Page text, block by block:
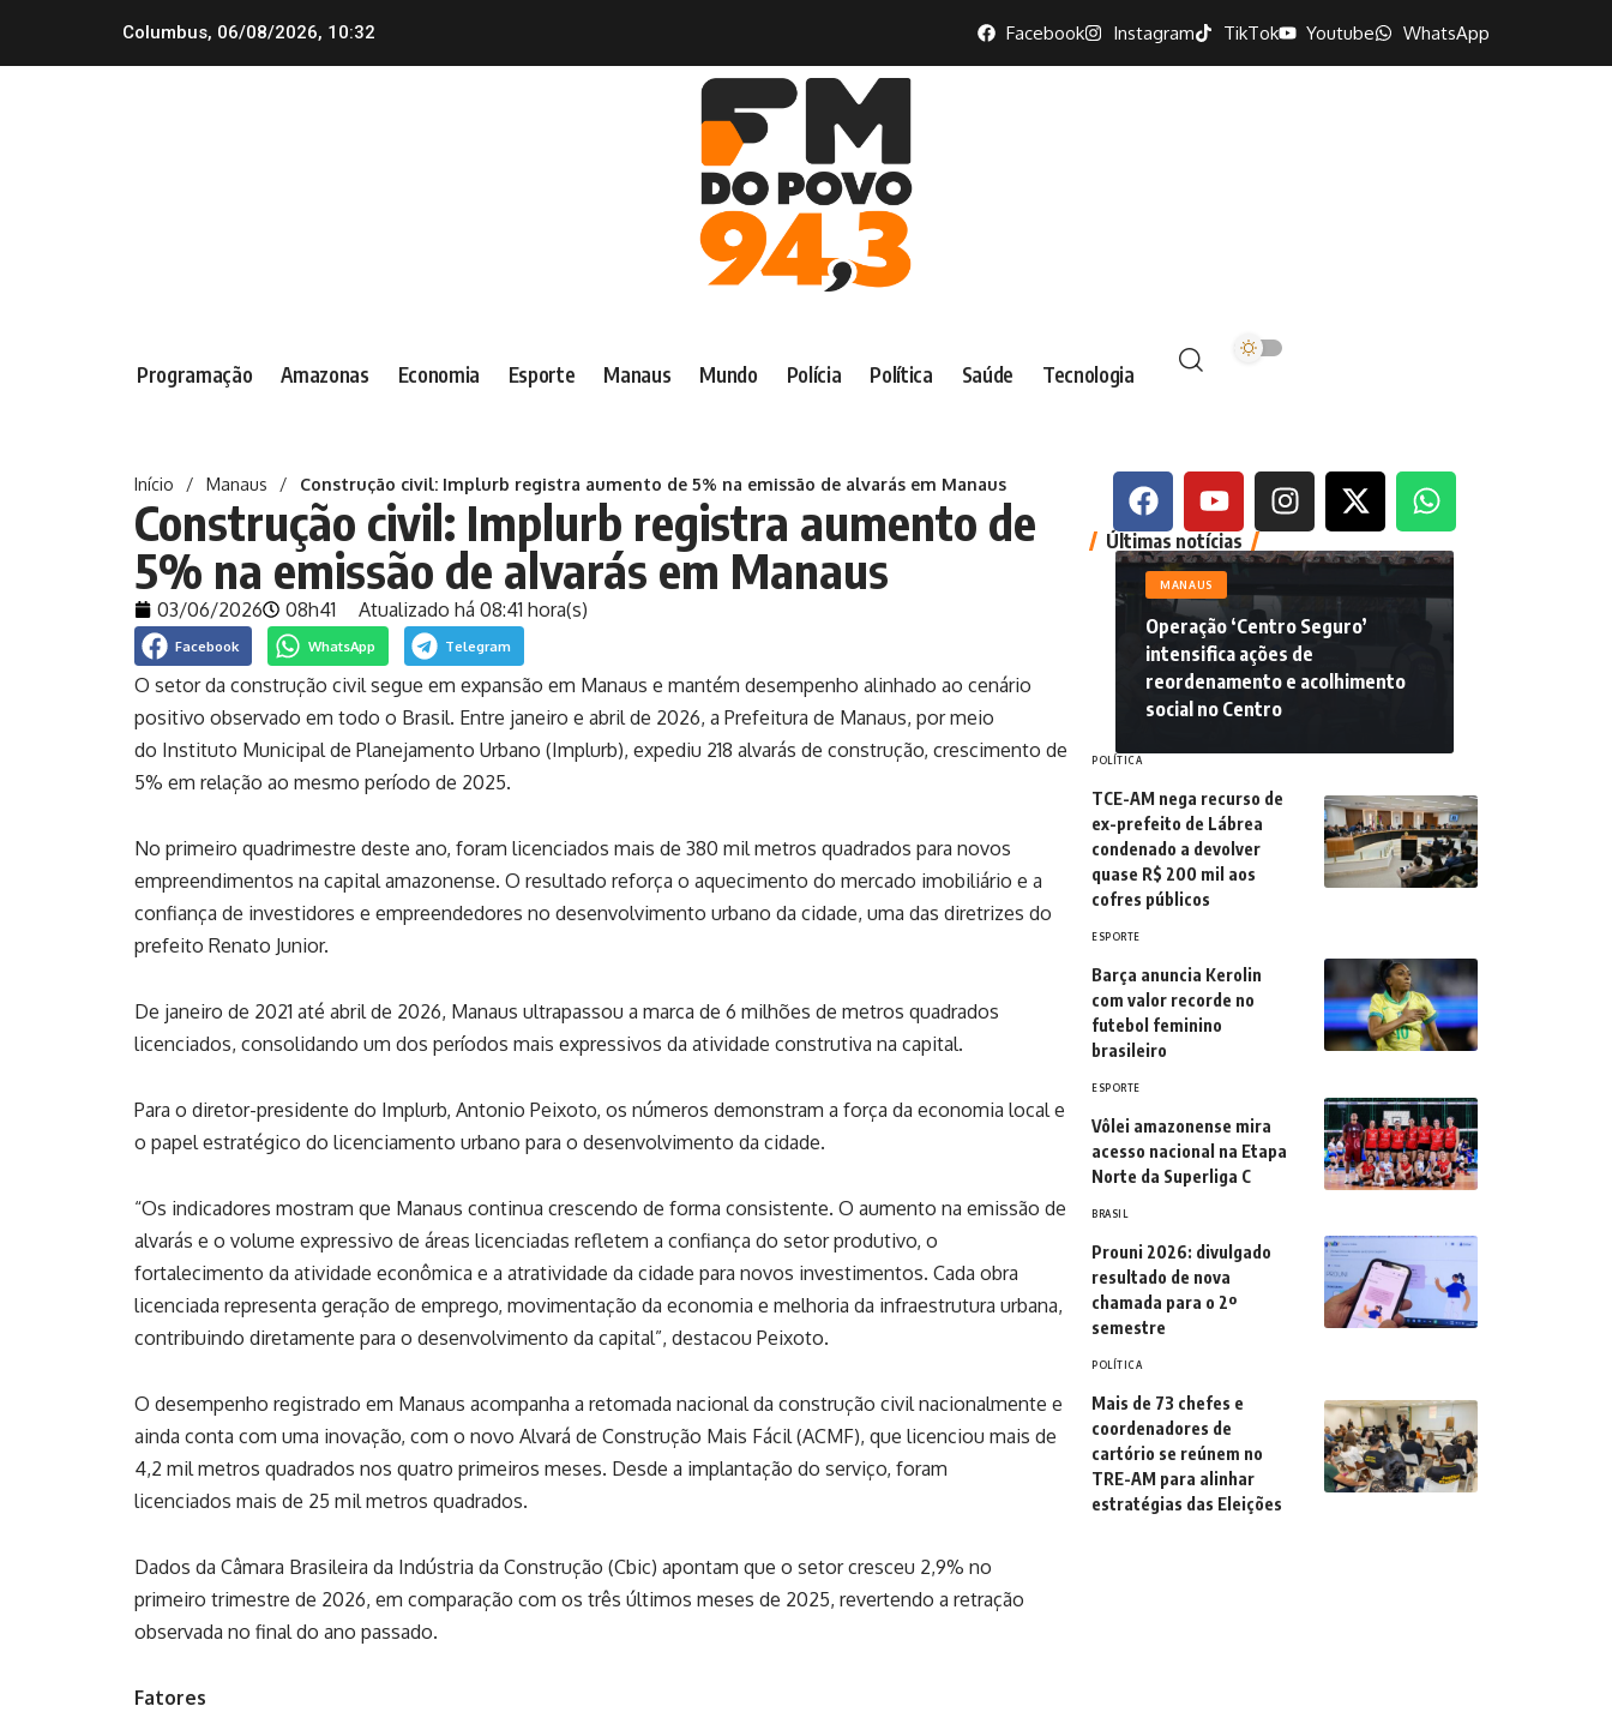
Columbus, 06/08/2026, 10:32 Facebook Instagram TikTok Youtube WhatsApp
Programação Amazonas Economia Esporte Manaus Mundo Polícia Política Saúde Tecnologia
Início / Manaus / Construção civil: Implurb registra aumento de 5% na emissão de alvarás em Manaus
Construção civil: Implurb registra aumento de
5% na emissão de alvarás em Manaus
03/06/2026 08h41 Atualizado há 08:41 hora(s)
Facebook WhatsApp Telegram
O setor da construção civil segue em expansão em Manaus e mantém desempenho alinhado ao cenário
positivo observado em todo o Brasil. Entre janeiro e abril de 2026, a Prefeitura de Manaus, por meio
do Instituto Municipal de Planejamento Urbano (Implurb), expediu 218 alvarás de construção, crescimento de
5% em relação ao mesmo período de 2025.
No primeiro quadrimestre deste ano, foram licenciados mais de 380 mil metros quadrados para novos
empreendimentos na capital amazonense. O resultado reforça o aquecimento do mercado imobiliário e a
confiança de investidores e empreendedores no desenvolvimento urbano da cidade, uma das diretrizes do
prefeito Renato Junior.
De janeiro de 2021 até abril de 2026, Manaus ultrapassou a marca de 6 milhões de metros quadrados
licenciados, consolidando um dos períodos mais expressivos da atividade construtiva na capital.
Para o diretor-presidente do Implurb, Antonio Peixoto, os números demonstram a força da economia local e
o papel estratégico do licenciamento urbano para o desenvolvimento da cidade.
“Os indicadores mostram que Manaus continua crescendo de forma consistente. O aumento na emissão de
alvarás e o volume expressivo de áreas licenciadas refletem a confiança do setor produtivo, o
fortalecimento da atividade econômica e a atratividade da cidade para novos investimentos. Cada obra
licenciada representa geração de emprego, movimentação da economia e melhoria da infraestrutura urbana,
contribuindo diretamente para o desenvolvimento da capital”, destacou Peixoto.
O desempenho registrado em Manaus acompanha a retomada nacional da construção civil nacionalmente e
ainda conta com uma inovação, com o novo Alvará de Construção Mais Fácil (ACMF), que licenciou mais de
4,2 mil metros quadrados nos quatro primeiros meses. Desde a implantação do serviço, foram
licenciados mais de 25 mil metros quadrados.
Dados da Câmara Brasileira da Indústria da Construção (Cbic) apontam que o setor cresceu 2,9% no
primeiro trimestre de 2026, em comparação com os três últimos meses de 2025, revertendo a retração
observada no final do ano passado.
Fatores
Últimas notícias
MANAUS
Operação ‘Centro Seguro’
intensifica ações de
reordenamento e acolhimento
social no Centro
POLÍTICA
TCE-AM nega recurso de
ex-prefeito de Lábrea
condenado a devolver
quase R$ 200 mil aos
cofres públicos
ESPORTE
Barça anuncia Kerolin
com valor recorde no
futebol feminino
brasileiro
ESPORTE
Vôlei amazonense mira
acesso nacional na Etapa
Norte da Superliga C
BRASIL
Prouni 2026: divulgado
resultado de nova
chamada para o 2º
semestre
POLÍTICA
Mais de 73 chefes e
coordenadores de
cartório se reúnem no
TRE-AM para alinhar
estratégias das Eleições